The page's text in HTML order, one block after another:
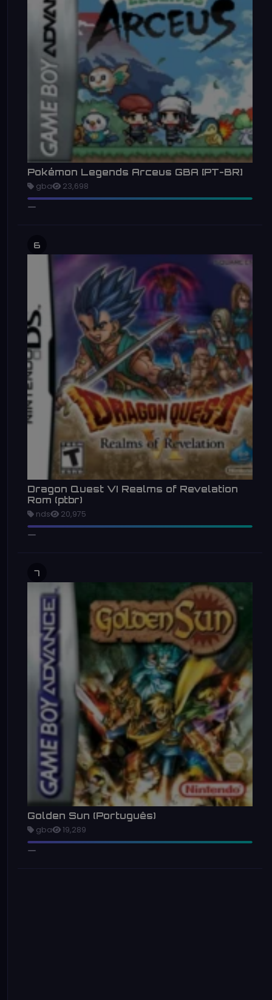
Pokémon Legends Arceus GBA [PT-BR]
gba 23,698
6
Dragon Quest VI Realms of Revelation
Rom (ptbr)
nds 20,975
7
Golden Sun (Português)
gba 19,289